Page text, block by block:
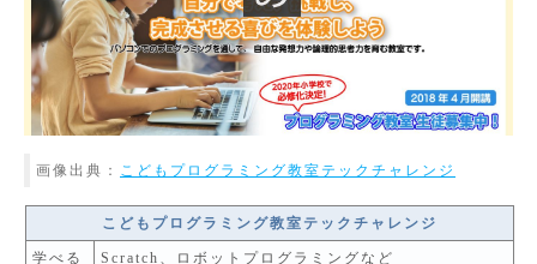
画像出典： こどもプログラミング教室テックチャレンジ
こどもプログラミング教室テックチャレンジ
学べる
Scratch、ロボットプログラミングなど